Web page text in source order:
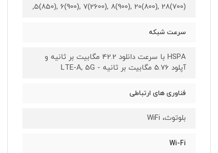
5(850), 6(900), 7(2600), 8(900), 20(800), 28(700),
سرعت شبکه
HSPA با سرعت دانلود 42.2 مگابیت بر ثانیه و
آپلود 5.76 مگابیت بر ثانیه - LTE-A, 5G
فناوری های ارتباطی
بلوتوث، WiFi
Wi-Fi